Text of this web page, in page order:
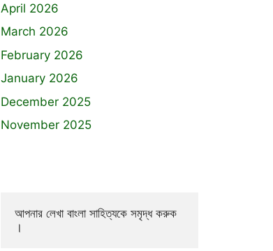
April 2026
March 2026
February 2026
January 2026
December 2025
November 2025
আপনার লেখা বাংলা সাহিত্যকে সমৃদ্ধ করুক
।